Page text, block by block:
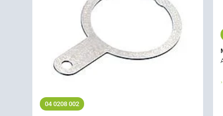
04 0208 002